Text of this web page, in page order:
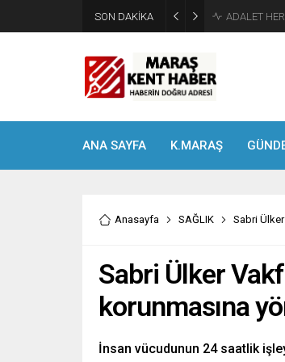
SON DAKİKA Tahliye
ANA SAYFA K.MARAŞ
Anasayfa SAĞLIK Sabri
Sabri Ülker
korunmasına
İnsan vücudunun 24 saatlik